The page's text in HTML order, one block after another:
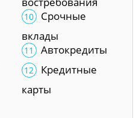
Срочные
вклады
Автокредиты
Кредитные
карты